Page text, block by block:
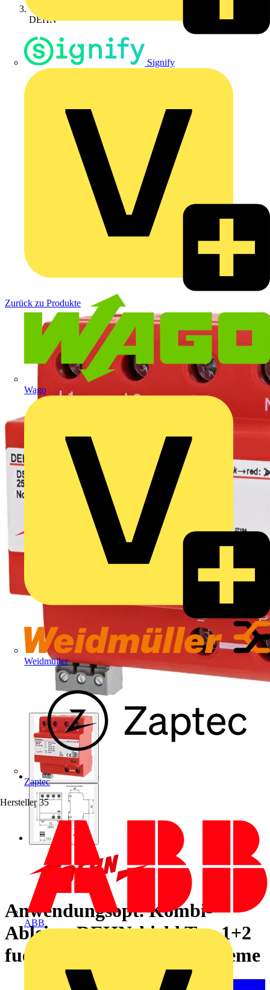
Signify
Wago
Weidmüller
Zaptec
Hersteller 35
ABB
DEHN
Zurück zu Produkte
Anwendungsopt. Kombi-
Ableiter DEHNshield Typ 1+2
fuer dreiphasige TN-S-Systeme